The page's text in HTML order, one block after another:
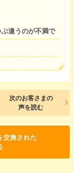
違うのが不満で
次のお客さまの
声を読む
交換された